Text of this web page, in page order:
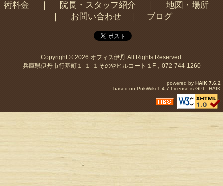
術料金
院長・スタッフ紹介
地図・場所
お問い合わせ｜ ブログ
Copyright © 2026 オフィス伊丹All Rights Reserved.
兵庫県伊丹市行基町１-１-１そのやヒルコート１F，072-744-1260
powered by HAIK 7.6.2
based on PukiWiki 1.4.7 License is GPL. HAIK